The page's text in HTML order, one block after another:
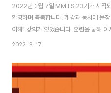
2022년 3월 7일 MMTS 23기가 시작
환영하며 축복합니다. 개강과 동시에 문
이해" 강의가 있었습니다. 훈련을 통해
는 시간되시길 기도합니다.
2022. 3. 17.